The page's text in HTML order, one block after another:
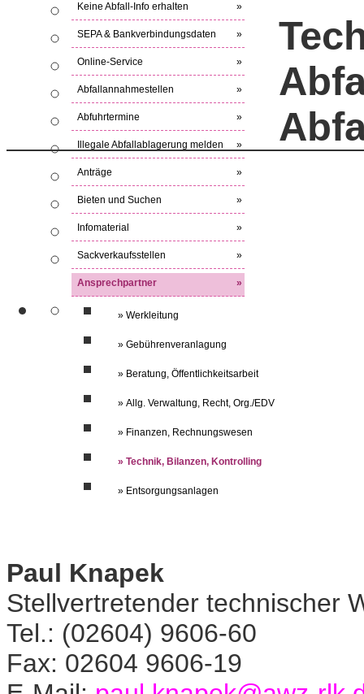
Keine Abfall-Info erhalten »
SEPA & Bankverbindungsdaten »
Online-Service »
Abfallannahmestellen »
Abfuhrtermine »
Illegale Abfallablagerung melden »
Anträge »
Bieten und Suchen »
Infomaterial »
Sackverkaufsstellen »
Ansprechpartner »
» Werkleitung
» Gebührenveranlagung
» Beratung, Öffentlichkeitsarbeit
» Allg. Verwaltung, Recht, Org./EDV
» Finanzen, Rechnungswesen
» Technik, Bilanzen, Kontrolling
» Entsorgungsanlagen
Paul Knapek
Stellvertretender technischer
Tel.: (02604) 9606-60
Fax: 02604 9606-19